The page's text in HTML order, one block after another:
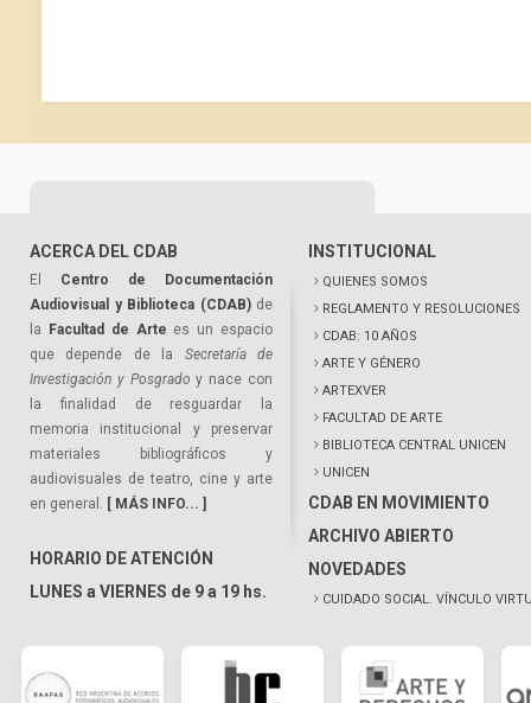
ACERCA DEL CDAB
El Centro de Documentación
Audiovisual y Biblioteca (CDAB)de
la
Facultad de Arte es un espacio
que depende de la Secretaría de
Investigación y Posgrado y nace con
la finalidad de resguardar la
memoria institucional y preservar
materiales bibliográficos y
audiovisuales de teatro, cine y arte
en general. [ MÁS INFO... ]
HORARIO DE ATENCIÓN
LUNES a VIERNES de 9 a 19 hs.
INSTITUCIONAL
QUIENES SOMOS
REGLAMENTO Y RESOLUCIONES
CDAB: 10 AÑOS
ARTE Y GÉNERO
ARTEXVER
FACULTAD DE ARTE
BIBLIOTECA CENTRAL UNICEN
UNICEN
CDAB EN MOVIMIENTO
ARCHIVO ABIERTO
NOVEDADES
CUIDADO SOCIAL. VÍNCULO